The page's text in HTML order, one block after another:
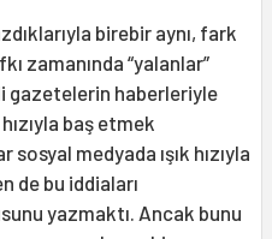
birebir aynı, fark
zamanında “yalanlar”
gazetelerin haberleriyle
baş etmek
medyada ışık hızıyla
de bu iddiaları
yazmaktı. Ancak bunu